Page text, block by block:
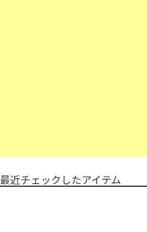
最近チェックしたアイテム